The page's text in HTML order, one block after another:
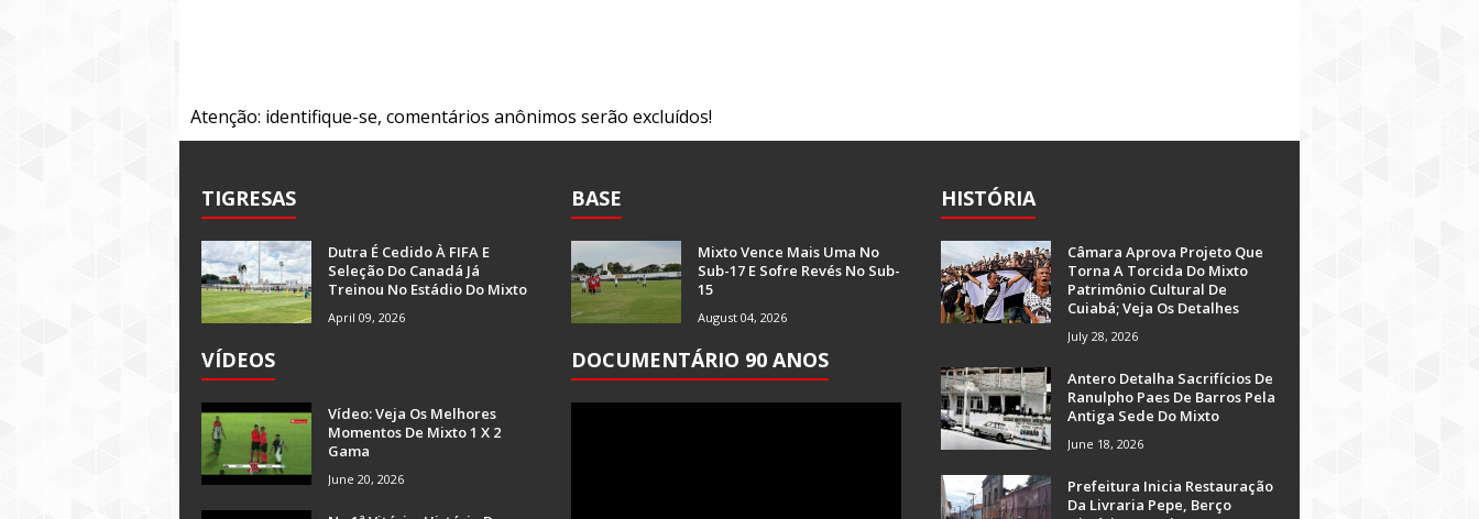
Atenção: identifique-se, comentários anônimos serão excluídos!
TIGRESAS
Dutra É Cedido À FIFA E
Seleção Do Canadá Já
Treinou No Estádio Do Mixto
April 09, 2026
VÍDEOS
Vídeo: Veja Os Melhores
Momentos De Mixto 1 X 2
Gama
June 20, 2026
BASE
Mixto Vence Mais Uma No
Sub-17 E Sofre Revés No Sub-
15
August 04, 2026
DOCUMENTÁRIO 90 ANOS
HISTÓRIA
Câmara Aprova Projeto Que
Torna A Torcida Do Mixto
Patrimônio Cultural De
Cuiabá; Veja Os Detalhes
July 28, 2026
Antero Detalha Sacrifícios De
Ranulpho Paes De Barros Pela
Antiga Sede Do Mixto
June 18, 2026
Prefeitura Inicia Restauração
Da Livraria Pepe, Berço